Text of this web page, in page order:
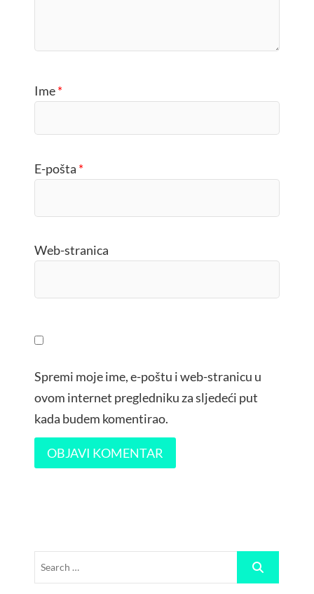
Ime*
E-pošta *
Web-stranica
Spremi moje ime, e-poštu i web-stranicu u
ovom internet pregledniku za sljedeći put
kada budem komentirao.